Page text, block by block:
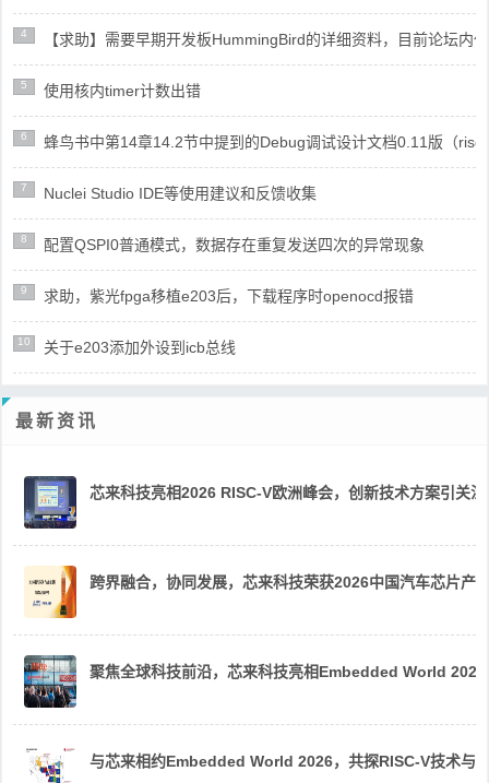
4 【求助】需要早期开发板HummingBird的详细资料，目前论坛内
5 使用核内timer计数出错
6 蜂鸟书中第14章14.2节中提到的Debug调试设计文档0.11版（
7 Nuclei Studio IDE等使用建议和反馈收集
8 配置QSPI0普通模式，数据存在重复发送四次的异常现象
9 求助，紫光fpga移植e203后，下载程序时openocd报错
10 关于e203添加外设到icb总线
最新资讯
芯来科技亮相2026 RISC-V欧洲峰会，创新技术方案引关注
跨界融合，协同发展，芯来科技荣获2026中国汽车芯片产
聚焦全球科技前沿，芯来科技亮相Embedded World 2026
与芯来相约Embedded World 2026，共探RISC-V技术与